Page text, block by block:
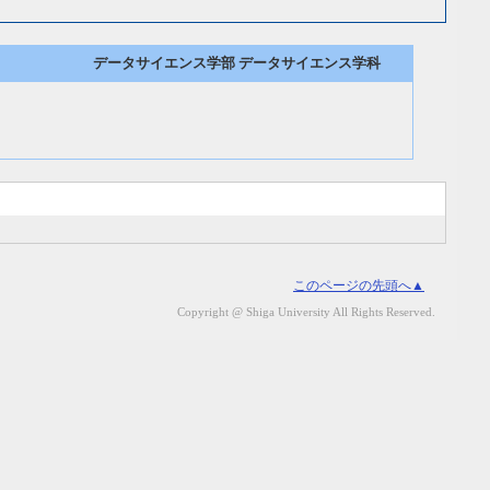
データサイエンス学部 データサイエンス学科
このページの先頭へ▲
Copyright @ Shiga University All Rights Reserved.